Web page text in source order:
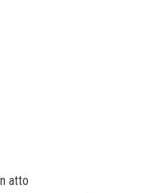
atto